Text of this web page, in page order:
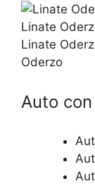
Linate
Oderzo
Auto